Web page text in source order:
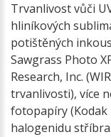
Trvanlivost vůči
hliníkových
potištěných
Sawgrass Photo
Research, Inc.
trvanlivosti), více
fotopapíry (Kodak
halogenidu stříbra.